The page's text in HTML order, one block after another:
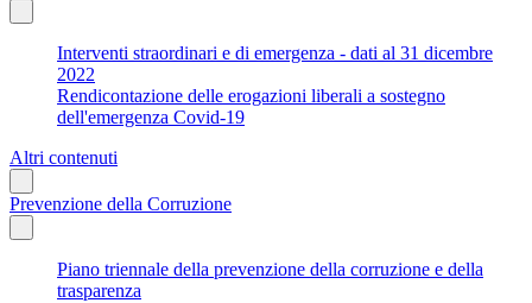
Interventi straordinari e di emergenza - dati al 31 dicembre
2022
Rendicontazione delle erogazioni liberali a sostegno
dell'emergenza Covid-19
Altri contenuti
Prevenzione della Corruzione
Piano triennale della prevenzione della corruzione e della
trasparenza